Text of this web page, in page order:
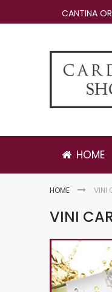
contenuto
CANTINA
HOME
HOME VINI
VINI